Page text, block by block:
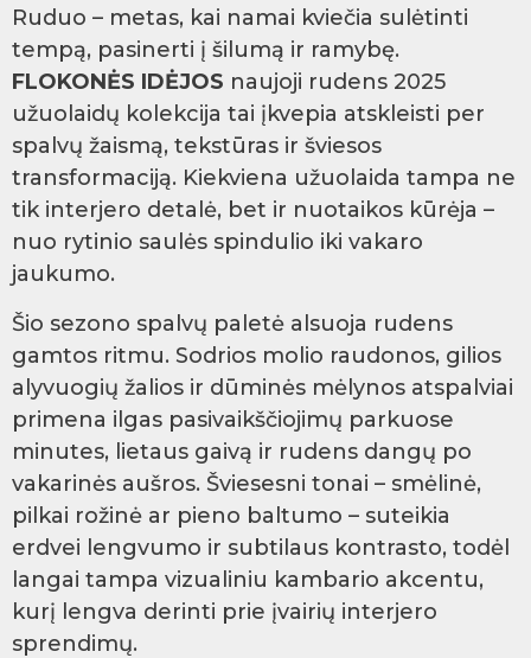
Ruduo – metas, kai namai kviečia sulėtinti
tempą, pasinerti į šilumą ir ramybę.
FLOKONĖS IDĖJOS naujoji rudens 2025
užuolaidų kolekcija tai įkvepia atskleisti per
spalvų žaismą, tekstūras ir šviesos
transformaciją. Kiekviena užuolaida tampa ne
tik interjero detalė, bet ir nuotaikos kūrėja –
nuo rytinio saulės spindulio iki vakaro
jaukumo.
Šio sezono spalvų paletė alsuoja rudens
gamtos ritmu. Sodrios molio raudonos, gilios
alyvuogių žalios ir dūminės mėlynos atspalviai
primena ilgas pasivaikščiojimų parkuose
minutes, lietaus gaivą ir rudens dangų po
vakarinės aušros. Šviesesni tonai – smėlinė,
pilkai rožinė ar pieno baltumo – suteikia
erdvei lengvumo ir subtilaus kontrasto, todėl
langai tampa vizualiniu kambario akcentu,
kurį lengva derinti prie įvairių interjero
sprendimų.